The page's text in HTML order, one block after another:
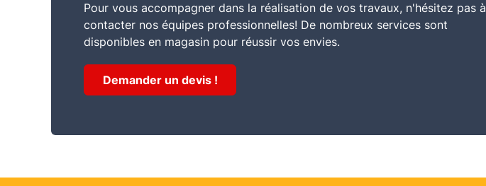
Pour vous accompagner dans la réalisation de vos travaux, n'hésitez pas à
contacter nos équipes professionnelles! De nombreux services sont
disponibles en magasin pour réussir vos envies.
Demander un devis !